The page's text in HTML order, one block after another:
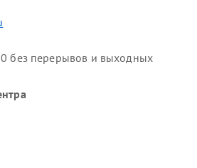
без перерывов и выходных